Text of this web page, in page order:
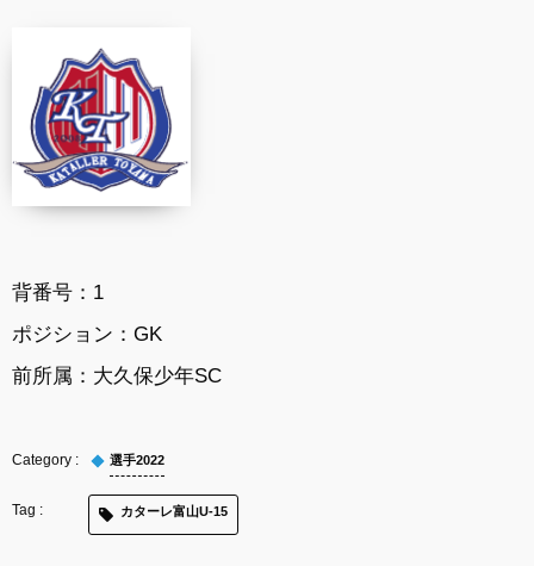
背番号：1
ポジション：GK
前所属：大久保少年SC
選手2022
カターレ富山U-15